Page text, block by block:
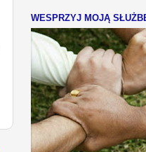
WESPRZYJ MOJĄ